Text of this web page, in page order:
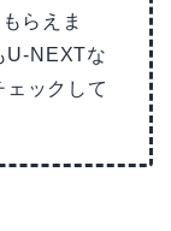
らえま
U-NEXTな
ックして